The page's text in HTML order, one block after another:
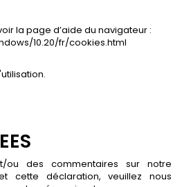
la page d’aide du navigateur :
10.20/fr/cookies.html
ou des commentaires sur notre
cette déclaration, veuillez nous